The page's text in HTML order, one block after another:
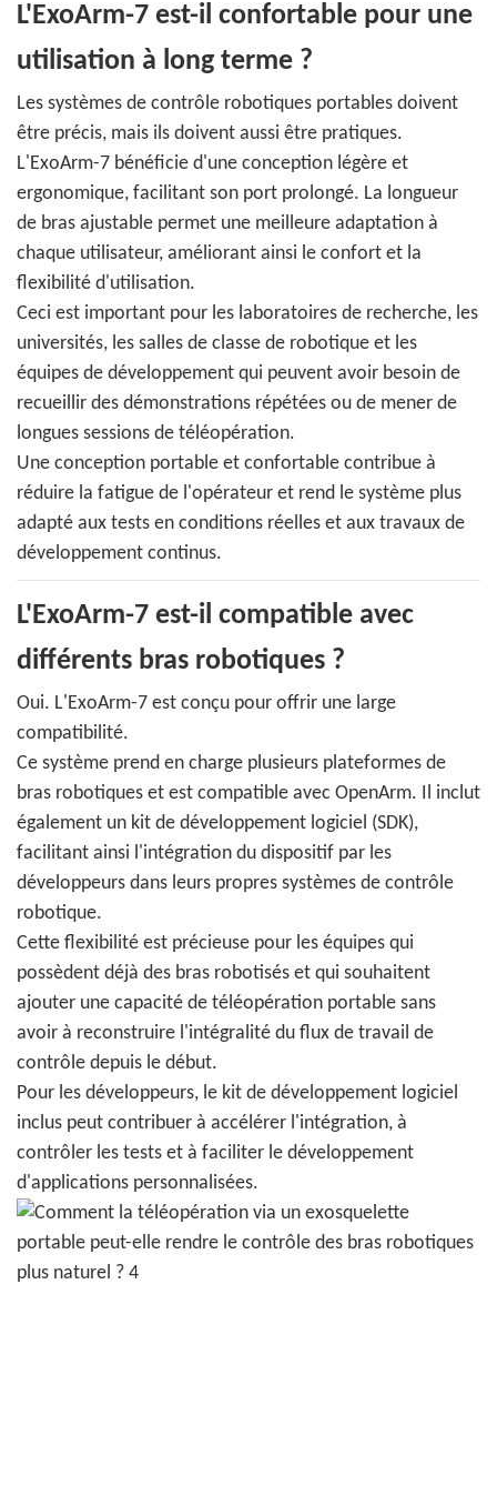
L'ExoArm-7 est-il confortable pour une
utilisation à long terme ?
Les systèmes de contrôle robotiques portables doivent
être précis, mais ils doivent aussi être pratiques.
L'ExoArm-7 bénéficie d'une conception légère et
ergonomique, facilitant son port prolongé. La longueur
de bras ajustable permet une meilleure adaptation à
chaque utilisateur, améliorant ainsi le confort et la
flexibilité d'utilisation.
Ceci est important pour les laboratoires de recherche, les
universités, les salles de classe de robotique et les
équipes de développement qui peuvent avoir besoin de
recueillir des démonstrations répétées ou de mener de
longues sessions de téléopération.
Une conception portable et confortable contribue à
réduire la fatigue de l'opérateur et rend le système plus
adapté aux tests en conditions réelles et aux travaux de
développement continus.
L'ExoArm-7 est-il compatible avec
différents bras robotiques ?
Oui. L'ExoArm-7 est conçu pour offrir une large
compatibilité.
Ce système prend en charge plusieurs plateformes de
bras robotiques et est compatible avec OpenArm. Il inclut
également un kit de développement logiciel (SDK),
facilitant ainsi l'intégration du dispositif par les
développeurs dans leurs propres systèmes de contrôle
robotique.
Cette flexibilité est précieuse pour les équipes qui
possèdent déjà des bras robotisés et qui souhaitent
ajouter une capacité de téléopération portable sans
avoir à reconstruire l'intégralité du flux de travail de
contrôle depuis le début.
Pour les développeurs, le kit de développement logiciel
inclus peut contribuer à accélérer l'intégration, à
contrôler les tests et à faciliter le développement
d'applications personnalisées.